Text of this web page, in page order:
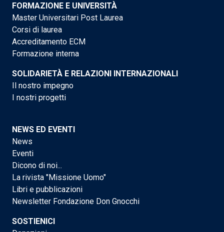
FORMAZIONE E UNIVERSITÀ
Master Universitari Post Laurea
Corsi di laurea
Accreditamento ECM
Formazione interna
SOLIDARIETÀ E RELAZIONI INTERNAZIONALI
Il nostro impegno
I nostri progetti
NEWS ED EVENTI
News
Eventi
Dicono di noi...
La rivista "Missione Uomo"
Libri e pubblicazioni
Newsletter Fondazione Don Gnocchi
SOSTIENICI